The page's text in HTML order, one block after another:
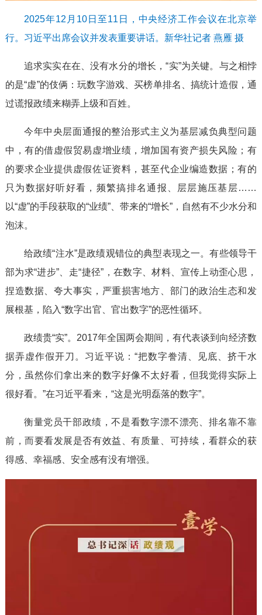
2025年12月10日至11日，中央经济工作会议在北京举
行。习近平出席会议并发表重要讲话。新华社记者 燕雁 摄
追求实实在在、没有水分的增长，“实”为关键。与之相悖
的是“虚”的伎俩：玩数字游戏、买榜单排名、搞统计造假，通
过谎报政绩来糊弄上级和百姓。
今年中央层面通报的整治形式主义为基层减负典型问题
中，有的借虚假贸易虚增业绩，增加国有资产损失风险；有
的要求企业提供虚假佐证资料，甚至代企业编造数据；有的
只为数据好听好看，频繁搞排名通报、层层施压基层……
以“虚”的手段获取的“业绩”、带来的“增长”，自然有不少水分和
泡沫。
给政绩“注水”是政绩观错位的典型表现之一。有些领导干
部为求“进步”、走“捷径”，在数字、材料、宣传上动歪心思，
捏造数据、夸大事实，严重损害地方、部门的政治生态和发
展根基，陷入“数字出官、官出数字”的恶性循环。
政绩贵“实”。2017年全国两会期间，有代表谈到向经济数
据弄虚作假开刀。习近平说：“把数字誊清、见底、挤干水
分，虽然你们拿出来的数字好像不太好看，但我觉得实际上
很好看。”在习近平看来，“这是光明磊落的数字”。
衡量党员干部政绩，不是看数字漂不漂亮、排名靠不靠
前，而要看发展是否有效益、有质量、可持续，看群众的获
得感、幸福感、安全感有没有增强。